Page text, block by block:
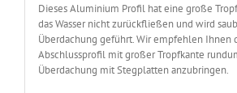
Dieses Aluminium Profil hat eine große
das Wasser nicht zurückfließen und wird
Überdachung geführt. Wir empfehlen Ihnen
Abschlussprofil mit großer Tropfkante
Überdachung mit Stegplatten anzubringen.